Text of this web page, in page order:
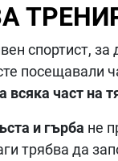
спортист,
посещавали
част на
и гърба не
трябва да